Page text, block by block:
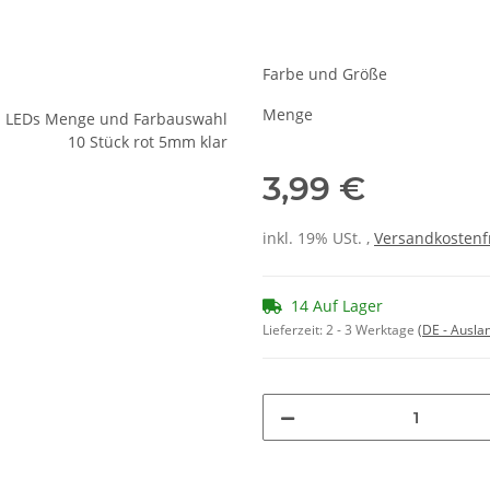
Farbe und Größe
Menge
3,99 €
inkl. 19% USt. ,
14 Auf Lager
Lieferzeit:2 - 3 Werktage (DE -